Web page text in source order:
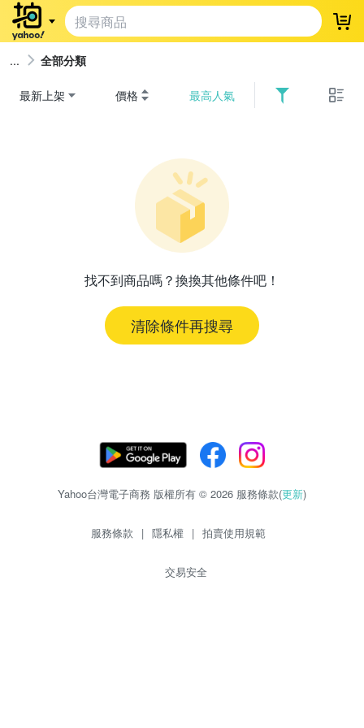
登
全部分類
最新上架 價格 最高人氣
找不到商品嗎？換換其他條件吧！
清除條件再搜尋
Yahoo台灣電子商務 版權所有 © 2026 服務條款(更新)
服務條款 | 隱私權 | 拍賣使用規範
交易安全